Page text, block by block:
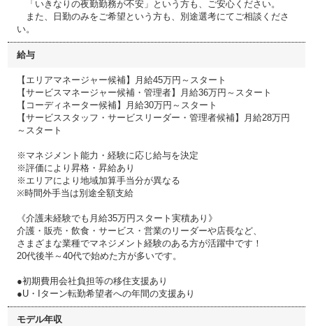
「いきなりの夜勤勤務が不安」という方も、ご安心ください。
また、日勤のみをご希望という方も、別途選考にてご相談くださ
い。
給与
【エリアマネージャー候補】月給45万円～スタート
【サービスマネージャー候補・管理者】月給36万円～スタート
【コーディネーター候補】月給30万円～スタート
【サービススタッフ・サービスリーダー・管理者候補】月給28万円
～スタート
※マネジメント能力・経験に応じ給与を決定
※評価により昇格・昇給あり
※エリアにより地域加算手当分が異なる
※時間外手当は別途全額支給
《介護未経験でも月給35万円スタート実積あり》
介護・販売・飲食・サービス・営業のリーダーや店長など、
さまざまな業種でマネジメント経験のある方が活躍中です！
20代後半～40代で始めた方が多いです。
●初期費用会社負担等の移住支援あり
●U・Iターン転勤希望者への年間の支援あり
モデル年収